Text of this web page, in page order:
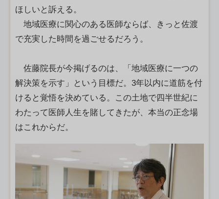
ほしいと訴える。
地域医療に関心のある医師ならば、きっと佐渡
で充実した時間を過ごせるだろう。
佐藤院長が今掲げるのは、「地域医療に一つの
解決策を示す」という目標だ。3年以内に道筋を付
けると覚悟を決めている。この土地で四半世紀に
わたって医師人生を賭してきたが、本当の正念場
はこれからだ。